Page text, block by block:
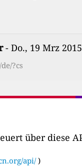
- Do., 19 Mrz
?cs
über diese
api/ )